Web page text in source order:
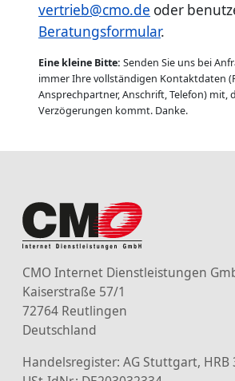
vertrieb@cmo.de oder
Beratungsformular.
Eine kleine Bitte: Senden Sie uns bei
immer Ihre vollständigen Kontaktdaten
Ansprechpartner, Anschrift, Telefon) mit,
Verzögerungen kommt. Danke.
CMO Internet Dienstleistungen
Kaiserstraße 57/1
72764 Reutlingen
Deutschland
Handelsregister: AG Stuttgart, HRB